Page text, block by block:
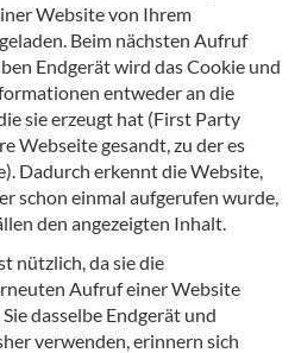
Website von Ihrem
Beim nächsten Aufruf
Endgerät wird das Cookie und
entweder an die
sie erzeugt hat (First Party
Webseite gesandt, zu der es
Dadurch erkennt die Website,
schon einmal aufgerufen wurde,
den angezeigten Inhalt.
nützlich, da sie die
Aufruf einer Website
dasselbe Endgerät und
verwenden, erinnern sich